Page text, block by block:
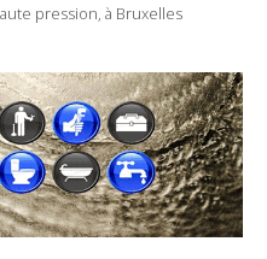
pression, à Bruxelles